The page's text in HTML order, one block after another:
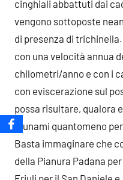
cinghiali abbattuti dai
vengono sottoposte
di presenza di
con una velocità annua
chilometri/anno e con i
con eviscerazione sul
possa risultare, qualora
tsunami quantomeno
Basta immaginare che
della Pianura Padana